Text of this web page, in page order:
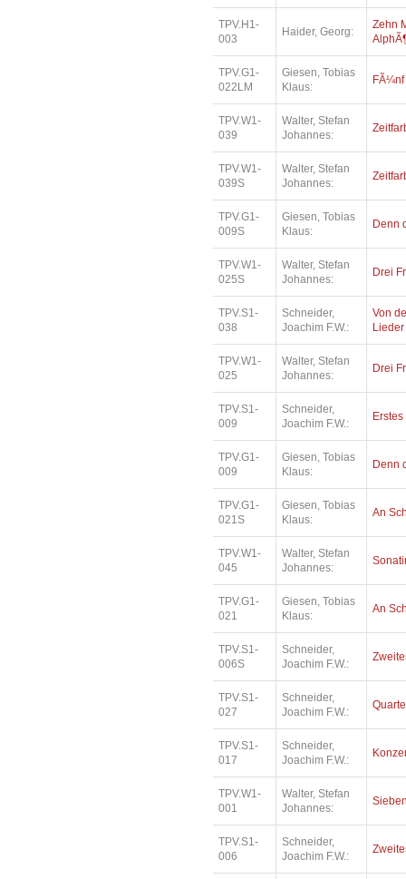
TPV.H1-
003
Haider, Georg:
Zehn
TPV.G1-
022LM
Giesen, Tobias
Klaus:
TPV.W1-
039
Walter, Stefan
Johannes:
TPV.W1-
039S
Walter, Stefan
Johannes:
TPV.G1-
009S
Giesen, Tobias
Klaus:
Denn
TPV.W1-
025S
Walter, Stefan
Johannes:
Drei
TPV.S1-
038
Schneider,
Joachim F.W.:
Von
Lieder
TPV.W1-
025
Walter, Stefan
Johannes:
Drei
TPV.S1-
009
Schneider,
Joachim F.W.:
TPV.G1-
009
Giesen, Tobias
Klaus:
Denn
TPV.G1-
021S
Giesen, Tobias
Klaus:
An
TPV.W1-
045
Walter, Stefan
Johannes:
TPV.G1-
021
Giesen, Tobias
Klaus:
An
TPV.S1-
006S
Schneider,
Joachim F.W.:
TPV.S1-
027
Schneider,
Joachim F.W.:
TPV.S1-
017
Schneider,
Joachim F.W.:
TPV.W1-
001
Walter, Stefan
Johannes:
TPV.S1-
006
Schneider,
Joachim F.W.: